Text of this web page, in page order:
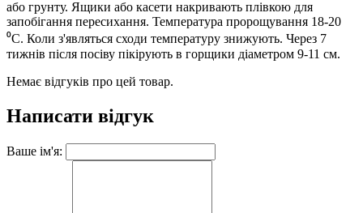
або грунту. Ящики або касети накривають плівкою для
запобігання пересихання. Температура пророщування 18-20
⁰С. Коли з'являться сходи температуру знижують. Через 7
тижнів після посіву пікірують в горщики діаметром 9-11 см.
Немає відгуків про цей товар.
Написати відгук
Ваше ім'я: